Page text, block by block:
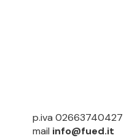
p.iva 02663740427
mail info@fued.it